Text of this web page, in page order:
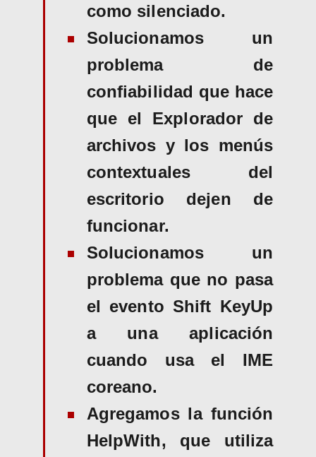
como silenciado.
Solucionamos un
problema de
confiabilidad que hace
que el Explorador de
archivos y los menús
contextuales del
escritorio dejen de
funcionar.
Solucionamos un
problema que no pasa
el evento Shift KeyUp
a una aplicación
cuando usa el IME
coreano.
Agregamos la función
HelpWith, que utiliza